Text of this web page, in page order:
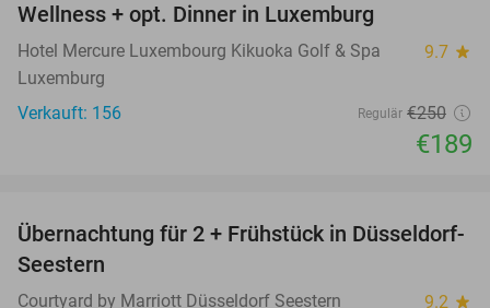
Wellness + opt. Dinner in Luxemburg
Hotel Mercure Luxembourg Kikuoka Golf & Spa 9.7 star
Luxemburg
Verkauft: 156
Regulär €250
€189
40%
Übernachtung für 2 + Frühstück in Düsseldorf-
Seestern
Courtyard by Marriott Düsseldorf Seestern 9.2 star